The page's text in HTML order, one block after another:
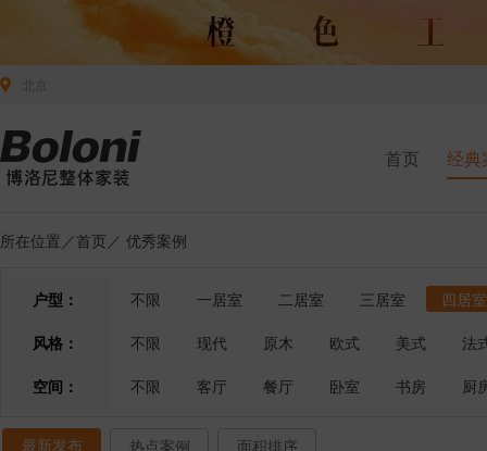
首页 经典
所在位置／首页 ／ 优秀案例
户型： 不限 一居室 二居室 三居室
四居室
风格：
不限 现代 原木 欧式 美式
法
空间：
不限 客厅 餐厅 卧室 书房 厨
最新发布 热点案例 面积排序